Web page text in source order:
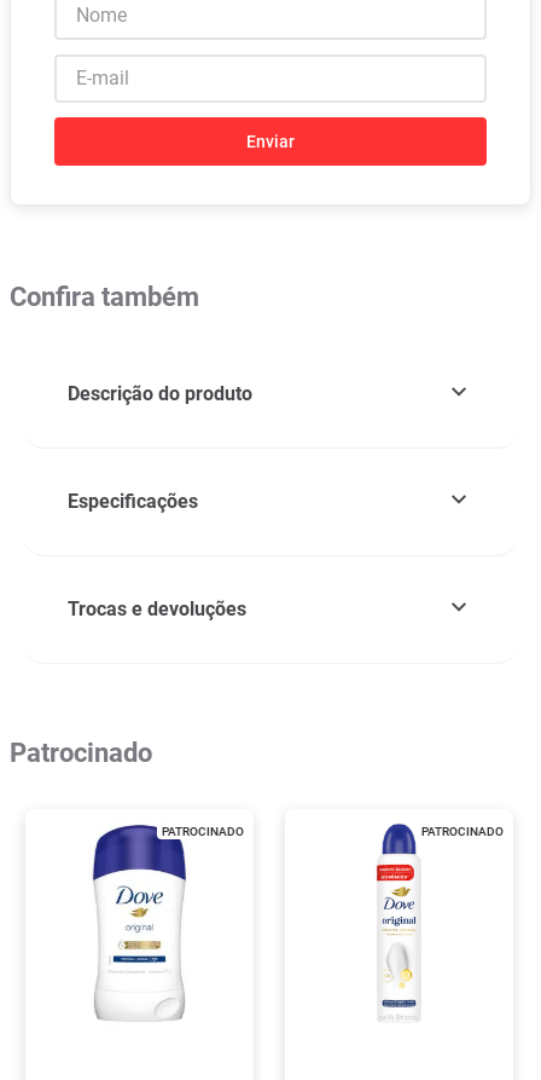
Enviar
Confira também
Descrição do produto
Especificações
Trocas e devoluções
Patrocinado
PATROCINADO PATROCINADO